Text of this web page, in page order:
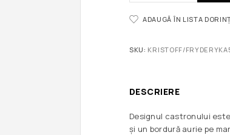
ADAUGĂ ÎN LISTA
SKU: KRISTOFF/
DESCRIERE
Designul castronului
și un bordură aurie pe